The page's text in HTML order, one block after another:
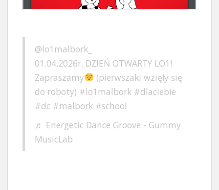
@lo1malbork_
01.04.2026r. DZIEŃ OTWARTY LO1!
Zapraszamy
(pierwszaki wzięły się
do roboty) #lo1malbork #dlaciebie
#dc #malbork #school
♬ Energetic Dance Groove - Gummy
MusicLab